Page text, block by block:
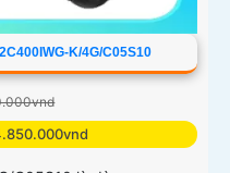
K/4G/C05S10